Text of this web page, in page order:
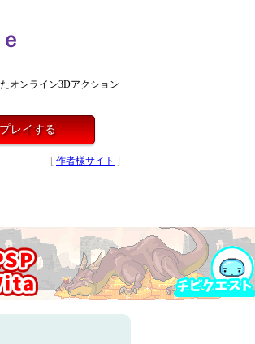
オンライン3Dアクション
レイする
[ 作者様サイト ]